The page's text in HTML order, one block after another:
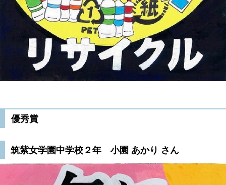
優秀賞
筑紫女学園中学校２年 小園 あかり さん